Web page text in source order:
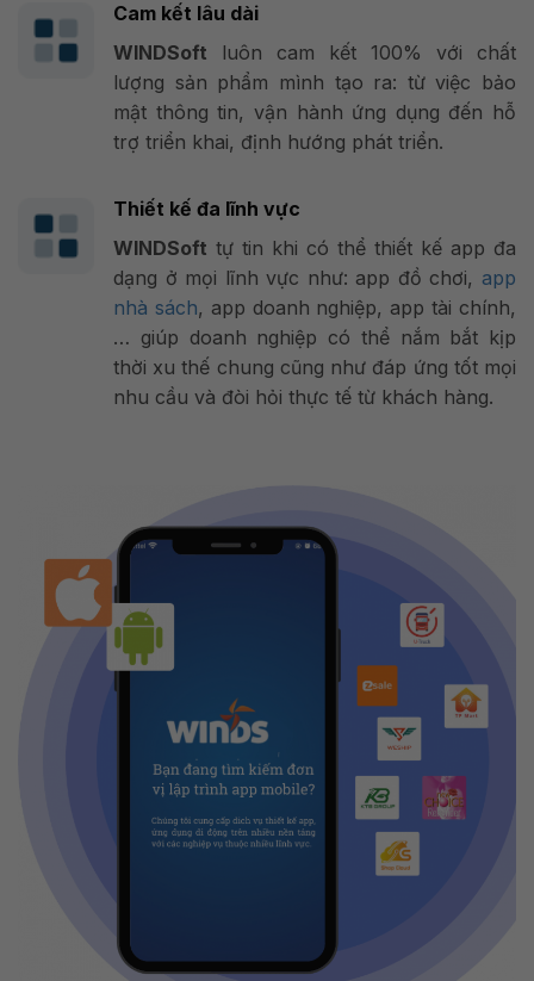
Cam kết lâu dài
WINDSoft luôn cam kết 100% với chất
lượng sản phẩm mình tạo ra: từ việc bảo
mật thông tin, vận hành ứng dụng đến hỗ
trợ triển khai, định hướng phát triển.
Thiết kế đa lĩnh vực
WINDSoft tự tin khi có thể thiết kế app đa
dạng ở mọi lĩnh vực như: app đồ chơi, app
nhà sách, app doanh nghiệp, app tài chính,
… giúp doanh nghiệp có thể nắm bắt kịp
thời xu thế chung cũng như đáp ứng tốt mọi
nhu cầu và đòi hỏi thực tế từ khách hàng.